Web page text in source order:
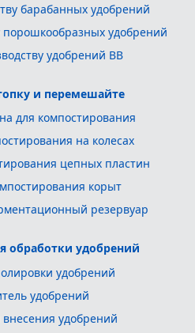
барабанных удобрений
удобрений
удобрений BB
и перемешайте
для компостирования
на колесах
цепных пластин
корыт
резервуар
обработки удобрений
удобрений
удобрений
удобрений